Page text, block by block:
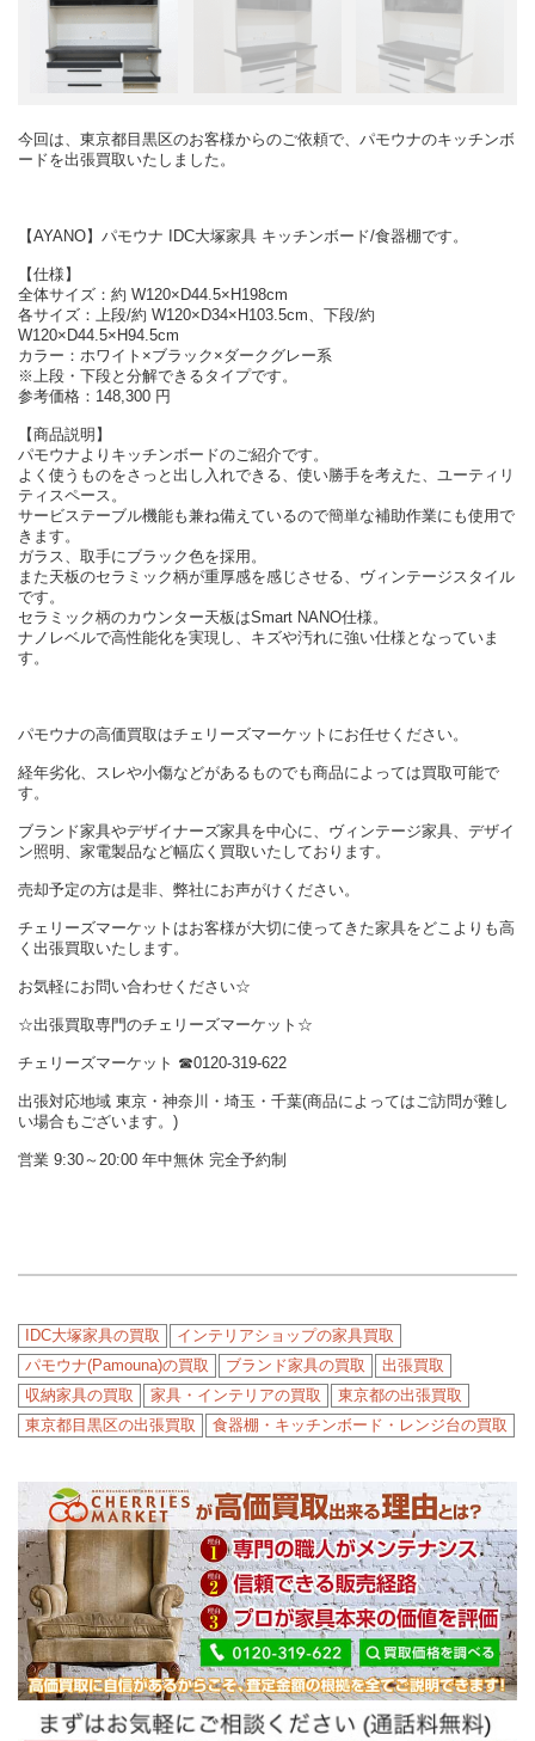
今回は、東京都目黒区のお客様からのご依頼で、パモウナのキッチンボ
ードを出張買取いたしました。
【AYANO】パモウナ IDC大塚家具 キッチンボード/食器棚です。
【仕様】
全体サイズ：約 W120×D44.5×H198cm
各サイズ：上段/約 W120×D34×H103.5cm、下段/約
W120×D44.5×H94.5cm
カラー：ホワイト×ブラック×ダークグレー系
※上段・下段と分解できるタイプです。
参考価格：148,300 円
【商品説明】
パモウナよりキッチンボードのご紹介です。
よく使うものをさっと出し入れできる、使い勝手を考えた、ユーティリ
ティスペース。
サービステーブル機能も兼ね備えているので簡単な補助作業にも使用で
きます。
ガラス、取手にブラック色を採用。
また天板のセラミック柄が重厚感を感じさせる、ヴィンテージスタイル
です。
セラミック柄のカウンター天板はSmart NANO仕様。
ナノレベルで高性能化を実現し、キズや汚れに強い仕様となっていま
す。
パモウナの高価買取はチェリーズマーケットにお任せください。
経年劣化、スレや小傷などがあるものでも商品によっては買取可能で
す。
ブランド家具やデザイナーズ家具を中心に、ヴィンテージ家具、デザイ
ン照明、家電製品など幅広く買取いたしております。
売却予定の方は是非、弊社にお声がけください。
チェリーズマーケットはお客様が大切に使ってきた家具をどこよりも高
く出張買取いたします。
お気軽にお問い合わせください☆
☆出張買取専門のチェリーズマーケット☆
チェリーズマーケット ☎︎0120-319-622
出張対応地域 東京・神奈川・埼玉・千葉(商品によってはご訪問が難し
い場合もございます。)
営業 9:30～20:00 年中無休 完全予約制
IDC大塚家具の買取
インテリアショップの家具買取
パモウナ(Pamouna)の買取
ブランド家具の買取
出張買取
収納家具の買取
家具・インテリアの買取
東京都の出張買取
東京都目黒区の出張買取
食器棚・キッチンボード・レンジ台の買取